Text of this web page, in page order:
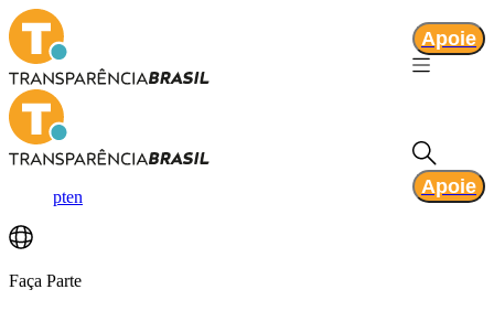
Apoie
pten Apoie
Faça Parte